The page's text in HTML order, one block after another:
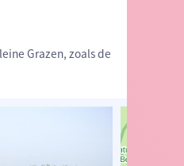
Grazen, zoals de